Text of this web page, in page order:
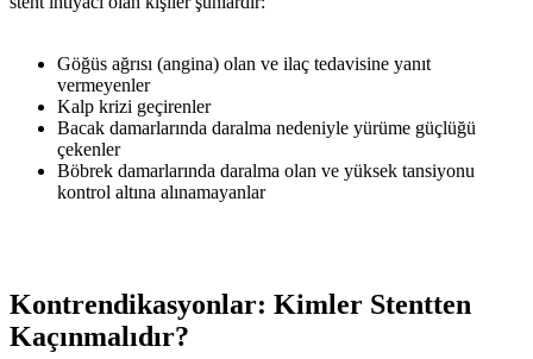
Göğüs ağrısı (angina) olan ve ilaç tedavisine yanıt
vermeyenler
Kalp krizi geçirenler
Bacak damarlarında daralma nedeniyle yürüme güçlüğü
çekenler
Böbrek damarlarında daralma olan ve yüksek tansiyonu
kontrol altına alınamayanlar
Kontrendikasyonlar: Kimler Stentten
Kaçınmalıdır?